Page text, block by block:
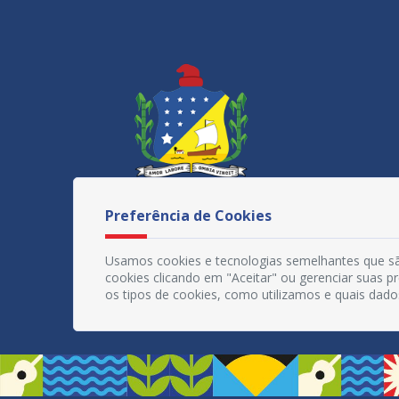
Preferência de Cookies
Usamos cookies e tecnologias semelhantes que
cookies clicando em "Aceitar" ou gerenciar suas
os tipos de cookies, como utilizamos e quais